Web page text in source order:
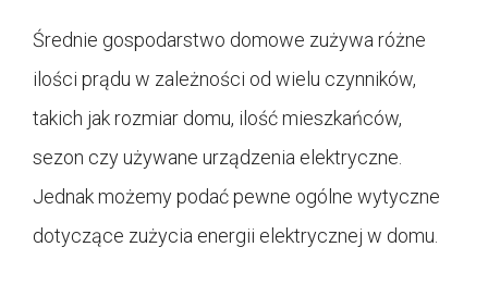
Średnie gospodarstwo domowe zużywa różne
ilości prądu w zależności od wielu czynników,
takich jak rozmiar domu, ilość mieszkańców,
sezon czy używane urządzenia elektryczne.
Jednak możemy podać pewne ogólne wytyczne
dotyczące zużycia energii elektrycznej w domu.